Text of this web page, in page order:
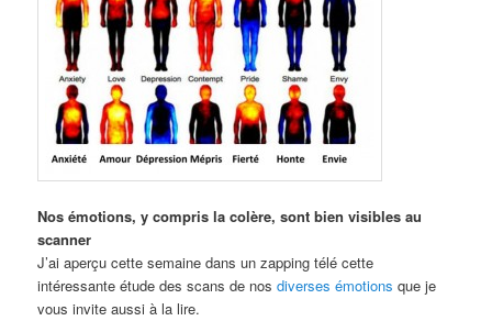
Nos émotions, y compris la colère, sont bien visibles au
scanner
J’ai aperçu cette semaine dans un zapping télé cette
intéressante étude des scans de nosdiverses émotions que je
vous invite aussi à la lire.